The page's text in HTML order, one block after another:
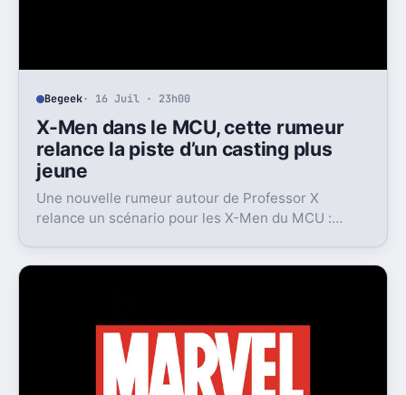
Begeek· 16 Juil · 23h00
X-Men dans le MCU, cette rumeur
relance la piste d’un casting plus
jeune
Une nouvelle rumeur autour de Professor X
relance un scénario pour les X-Men du MCU :